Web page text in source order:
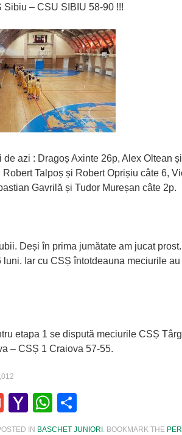
Sibiu – CSU SIBIU 58-90 !!!
de azi : Dragoș Axinte 26p, Alex Oltean
Talpoș și Robert Oprișiu câte 6,
Gavrilă și Tudor Mureșan câte 2p.
Deși în prima jumătate am jucat
luni. Iar cu CSȘ întotdeauna meciurile
etapa 1 se dispută meciurile CSȘ
– CSȘ 1 Craiova 57-55.
GmailYahoo
Mail
WhatsApp
IN BASCHET JUNIORI . BOOKMARK THE